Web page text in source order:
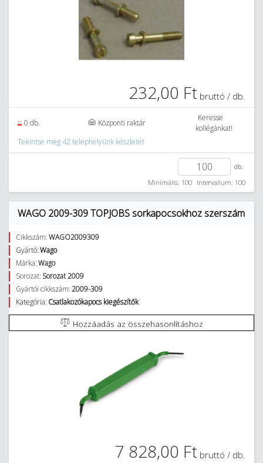
232,00 Ft bruttó / db.
0 db. Központi raktár
Keresse
kollégánkat!
Tekintse meg 42 telephelyünk készletét
db.
Minimális: 100 Intervallum: 100
WAGO 2009-309 TOPJOBS sorkapocsokhoz szerszám
Cikkszám:WAGO2009309
Gyártó:Wago
Márka:Wago
Sorozat: Sorozat 2009
Gyártói cikkszám:2009-309
Kategória: Csatlakozókapocs kiegészítők
Hozzáadás az összehasonlításhoz
7 828,00 Ft bruttó / db.